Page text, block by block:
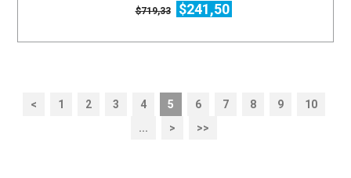
$719,33 $241,50
< 1 2 3 4 5 6 7 8 9
10
...
> >>